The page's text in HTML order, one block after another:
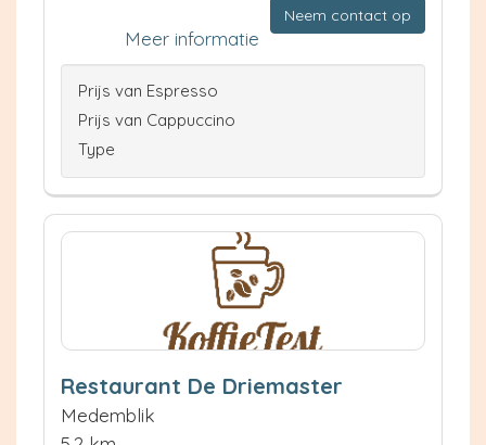
Neem contact op
Meer informatie
Prijs van Espresso
Prijs van Cappuccino
Type
Restaurant De Driemaster
Medemblik